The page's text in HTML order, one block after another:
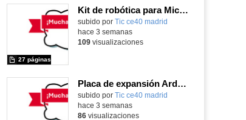
Kit de robótica para Micro:Bit
Contenido educativo.
subido por Tic ce40 madrid
27 páginas
hace 3 semanas
109visualizaciones
Placa de expansión Arduino
Contenido educativo.
subido por Tic ce40 madrid
hace 3 semanas
86visualizaciones